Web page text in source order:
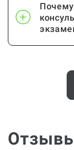
Когда